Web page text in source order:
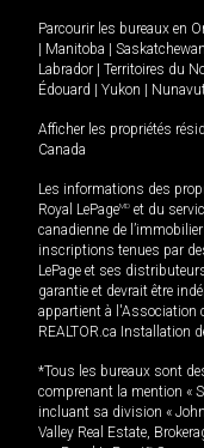
Parcourir les bureaux en
Manitoba Saskatchewan
Labrador
Territoires du
Édouard
Yukon
Afficher les propriétés
Canada
Les informations des
Royal LePageMD et du
canadienne de
inscriptions tenues par
LePage et ses
garantie et devrait être
appartient à l'Association
REALTOR.ca Installation
*Tous les bureaux sont
comprenant la mention «
incluant sa division «
Valley Real Estate,